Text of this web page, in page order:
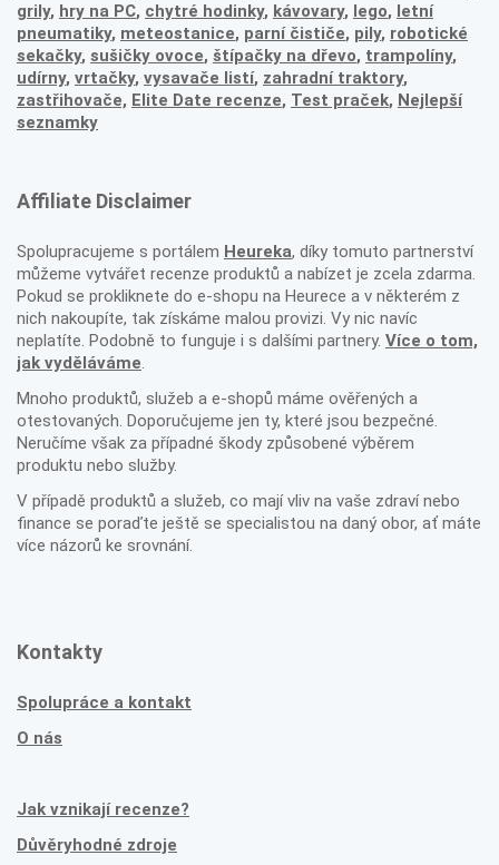
grily, hry na PC, chytré hodinky, kávovary, lego, letní
pneumatiky, meteostanice, parní čističe, pily, robotické
sekačky, sušičky ovoce, štípačky na dřevo, trampolíny,
udírny, vrtačky, vysavače listí, zahradní traktory,
zastřihovače, Elite Date recenze, Test praček, Nejlepší
seznamky
Affiliate Disclaimer
Spolupracujeme s portálem Heureka, díky tomuto partnerství
můžeme vytvářet recenze produktů a nabízet je zcela zdarma.
Pokud se prokliknete do e-shopu na Heurece a v některém z
nich nakoupíte, tak získáme malou provizi. Vy nic navíc
neplatíte. Podobně to funguje i s dalšími partnery. Více o tom,
jak vyděláváme.
Mnoho produktů, služeb a e-shopů máme ověřených a
otestovaných. Doporučujeme jen ty, které jsou bezpečné.
Neručíme však za případné škody způsobené výběrem
produktu nebo služby.
V případě produktů a služeb, co mají vliv na vaše zdraví nebo
finance se poraďte ještě se specialistou na daný obor, ať máte
více názorů ke srovnání.
Kontakty
Spolupráce a kontakt
O nás
Jak vznikají recenze?
Důvěryhodné zdroje